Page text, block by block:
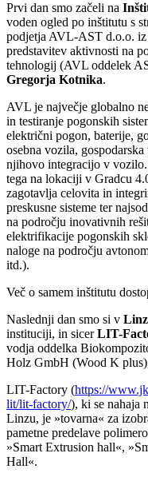
Prvi dan smo začeli na
voden ogled po inštitutu s
podjetja AVL-AST d.o.o.
predstavitev aktivnosti na
tehnologij (AVL oddelek
Gregorja Kotnika.
AVL je največje globalno
in testiranje pogonskih
električni pogon, baterije,
osebna vozila,
njihovo integracijo v
tega na lokaciji v Gradcu
zagotavlja celovita in
preskusne sisteme ter
na področju inovativnih
elektrifikacije pogonskih
naloge na področju
itd.).
Več o samem inštitutu
Naslednji dan smo si v
instituciji, in sicerLIT-
vodja oddelka
Holz GmbH (Wood K
LIT-Factory (https://
lit/lit-factory/), ki se nahaja
Linzu, je »tovarna« za
pametne predelave
»Smart Extrusion hall«,
Hall«.